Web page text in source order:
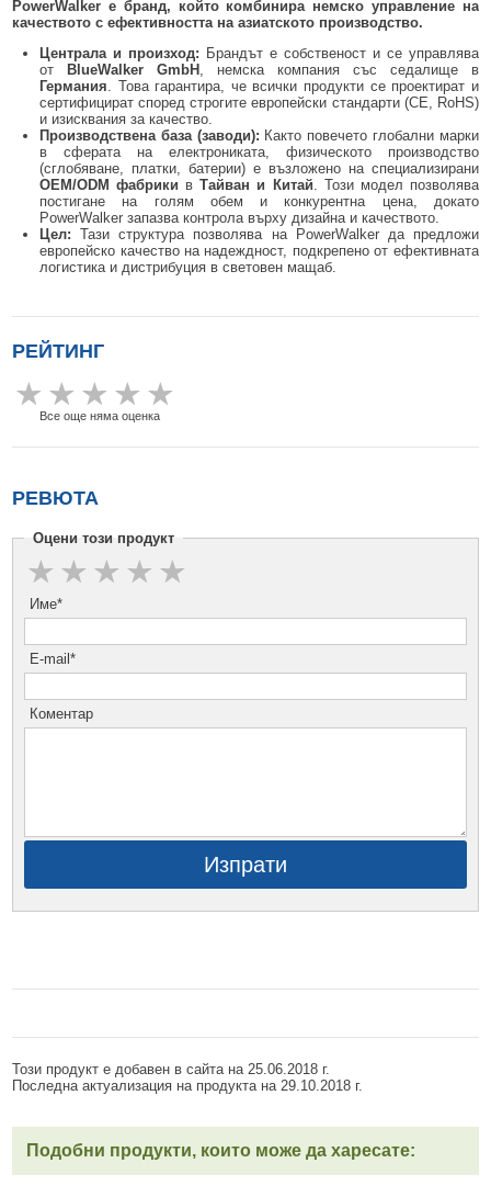
PowerWalker е бранд, който комбинира немско управление на
качеството с ефективността на азиатското производство.
Централа и произход: Брандът е собственост и се управлява
от
BlueWalker GmbH , немска компания със седалище в
Германия. Това гарантира, че всички продукти се проектират и
сертифицират според строгите европейски стандарти (CE, RoHS)
и изисквания за качество.
Производствена база (заводи): Както повечето глобални марки
в сферата на електрониката, физическото производство
(сглобяване, платки, батерии) е възложено на специализирани
OEM/ODM фабрики вТайван и Китай. Този модел позволява
постигане на голям обем и конкурентна цена, докато
PowerWalker запазва контрола върху дизайна и качеството.
Цел: Тази структура позволява на PowerWalker да предложи
европейско качество на надеждност, подкрепено от ефективната
логистика и дистрибуция в световен мащаб.
РЕЙТИНГ
Все още няма оценка
РЕВЮТА
Оцени този продукт
Име*
E-mail*
Коментар
Изпрати
Този продукт е добавен в сайта на 25.06.2018 г.
Последна актуализация на продукта на 29.10.2018 г.
Подобни продукти, които може да харесате: